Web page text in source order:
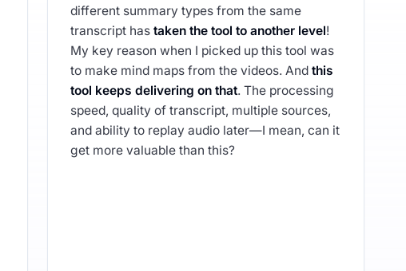
different summary types from the same
transcript has taken the tool to another level!
My key reason when I picked up this tool was
to make mind maps from the videos. And this
tool keeps delivering on that. The processing
speed, quality of transcript, multiple sources,
and ability to replay audio later—I mean, can it
get more valuable than this?